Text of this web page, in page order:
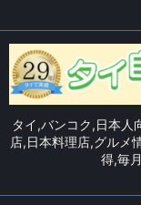
タイ,バンコク,日本人
店,日本料理店,グルメ
得,毎